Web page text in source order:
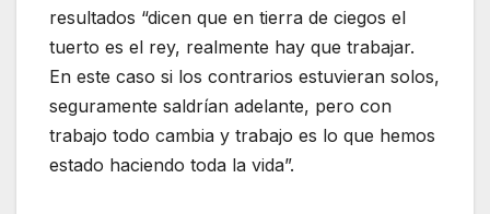
resultados “dicen que en tierra de ciegos el
tuerto es el rey, realmente hay que trabajar.
En este caso si los contrarios estuvieran solos,
seguramente saldrían adelante, pero con
trabajo todo cambia y trabajo es lo que hemos
estado haciendo toda la vida”.